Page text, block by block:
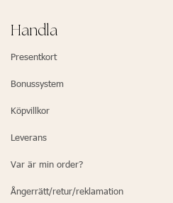
Handla
Presentkort
Bonussystem
Köpvillkor
Leverans
Var är min order?
Ångerrätt/retur/reklamation